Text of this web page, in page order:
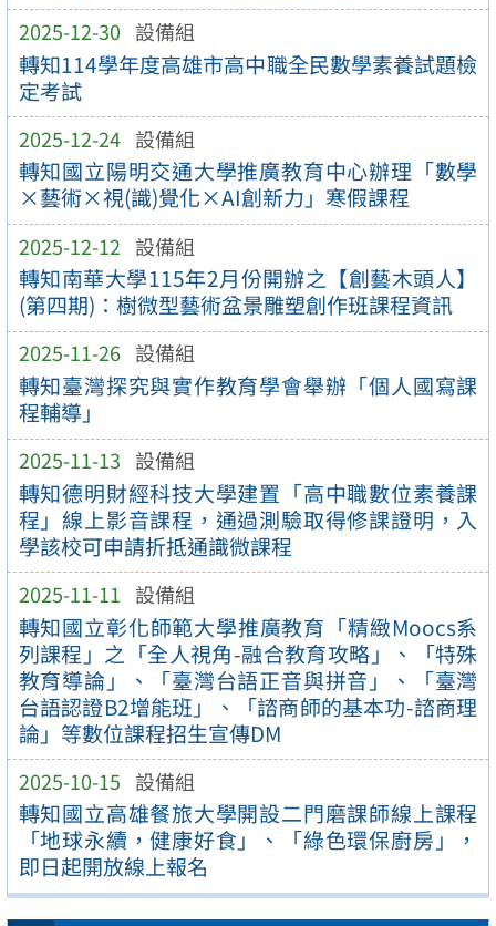
2025-12-30 設備組
轉知114學年度高雄市高中職全民數學素養試題檢
定考試
2025-12-24 設備組
轉知國立陽明交通大學推廣教育中心辦理「數學
×藝術×視(識)覺化×AI創新力」寒假課程
2025-12-12 設備組
轉知南華大學115年2月份開辦之【創藝木頭人】
(第四期)：樹微型藝術盆景雕塑創作班課程資訊
2025-11-26 設備組
轉知臺灣探究與實作教育學會舉辦「個人國寫課
程輔導」
2025-11-13 設備組
轉知德明財經科技大學建置「高中職數位素養課
程」線上影音課程，通過測驗取得修課證明，入
學該校可申請折抵通識微課程
2025-11-11 設備組
轉知國立彰化師範大學推廣教育「精緻Moocs系
列課程」之「全人視角-融合教育攻略」、「特殊
教育導論」、「臺灣台語正音與拼音」、「臺灣
台語認證B2增能班」、「諮商師的基本功-諮商理
論」等數位課程招生宣傳DM
2025-10-15 設備組
轉知國立高雄餐旅大學開設二門磨課師線上課程
「地球永續，健康好食」、「綠色環保廚房」，
即日起開放線上報名